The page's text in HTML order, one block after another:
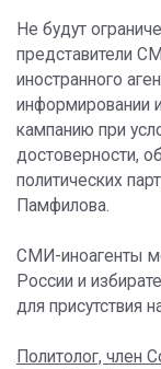
Не будут
представители
иностранного
информировании
кампанию при
достоверности,
политических
Памфилова.
СМИ-иноагенты
России и
для присутствия
Политолог, член